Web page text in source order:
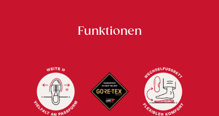
Funktionen